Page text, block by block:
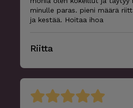
minulle paras. pieni määrä
ja kestää. Hoitaa ihoa
Riitta